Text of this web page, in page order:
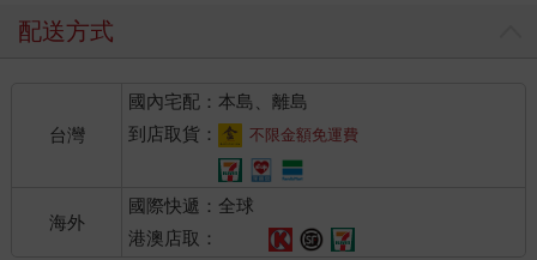
配送方式
台灣
國內宅配：本島、離島
到店取貨：
不限金額免運費
海外
國際快遞：全球
港澳店取：